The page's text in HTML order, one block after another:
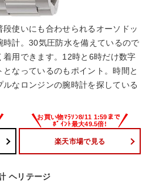
使いにも合わせられるオーソドッ
計。30気圧防水を備えているので
用できます。12時と6時だけ数字
なっているのもポイント。時間と
なロンジンの腕時計を探している
楽天市場で見る
ヘリテージ